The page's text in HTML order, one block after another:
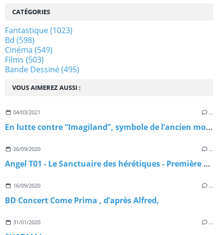
VOUS AIMEREZ AUSSI :
04/03/2021 …
En lutte contre “Imagiland”, symbole de l’ancien monde
26/09/2020 …
Angel T01 - Le Sanctuaire des hérétiques - Première partie
16/09/2020 …
BD Concert Come Prima , d’après Alfred,
31/01/2020 …
CATÉGORIES
Fantastique(1023)
Bd (598)
Cinéma (549)
Films (503)
Bande Dessiné(495)